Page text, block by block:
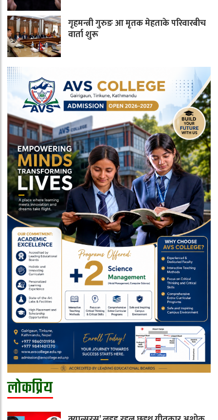
गृहमन्त्री गुरुङ आ मृतक मेहताके परिवारबीच
वार्ता शुरू
लोकप्रिय